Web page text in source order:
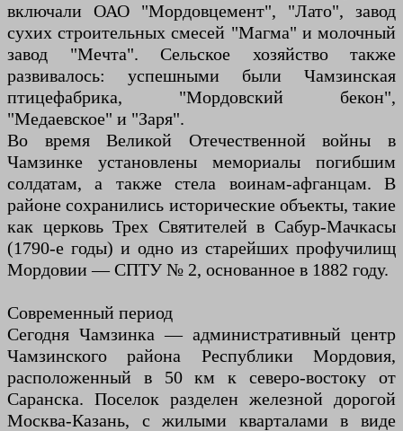
включали ОАО "Мордовцемент", "Лато", завод
сухих строительных смесей "Магма" и молочный
завод "Мечта". Сельское хозяйство также
развивалось: успешными были Чамзинская
птицефабрика, "Мордовский бекон",
"Медаевское" и "Заря".
Во время Великой Отечественной войны в
Чамзинке установлены мемориалы погибшим
солдатам, а также стела воинам-афганцам. В
районе сохранились исторические объекты, такие
как церковь Трех Святителей в Сабур-Мачкасы
(1790-е годы) и одно из старейших профучилищ
Мордовии — СПТУ № 2, основанное в 1882 году.
Современный период
Сегодня Чамзинка — административный центр
Чамзинского района Республики Мордовия,
расположенный в 50 км к северо-востоку от
Саранска. Поселок разделен железной дорогой
Москва-Казань, с жилыми кварталами в виде